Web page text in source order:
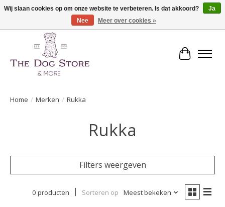
De speciaalzaak in hondenartikelen en meer!
Home / Merken / Rukka
Rukka
Filters weergeven
0 producten Sorteren op Meest bekeken
Wij slaan cookies op om onze website te verbeteren. Is dat akkoord?
Ja
Nee
Meer over cookies »